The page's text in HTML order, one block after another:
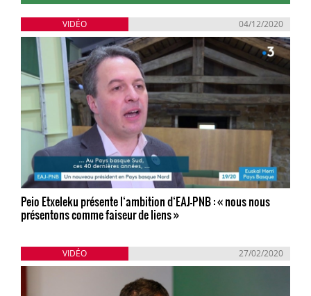
VIDÉO 04/12/2020
Peio Etxeleku présente l‘ambition d‘EAJ-PNB : « nous nous
présentons comme faiseur de liens »
VIDÉO 27/02/2020